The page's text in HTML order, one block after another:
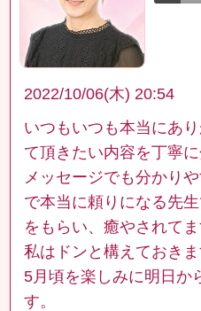
2022/10/06(木) 20:54
いつもいつも本当にあ
て頂きたい内容を丁寧
メッセージでも分かり
で本当に頼りになる先
をもらい、癒やされてま
私はドンと構えておきま
5月頃を楽しみに明日か
す。